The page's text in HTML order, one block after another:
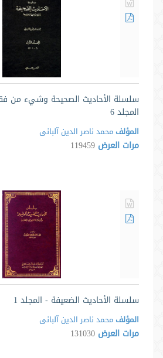
سلسلة الأحاديث الصحيحة وشيء من
المجلد 6
المؤلف محمد ناصر الدین آلبانی
مرات العرض 119459
سلسلة الأحاديث الضعيفة - المجلد 1
المؤلف محمد ناصر الدین آلبانی
مرات العرض 131030